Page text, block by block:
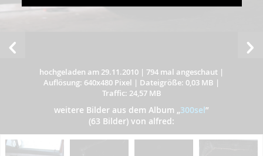
hochgeladen am 29.11.2010 | 794 mal angeschaut |
Auflösung: 640x480 Pixel | Dateigröße: 0,03 MB |
Traffic: 24,57 MB
weitere Bilder aus dem Album „300sel”
(63 Bilder) von alfred: